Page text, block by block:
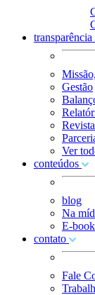
transparência
Gestão
Ver
conteúdos
blog
Na
E-
contato
Fale